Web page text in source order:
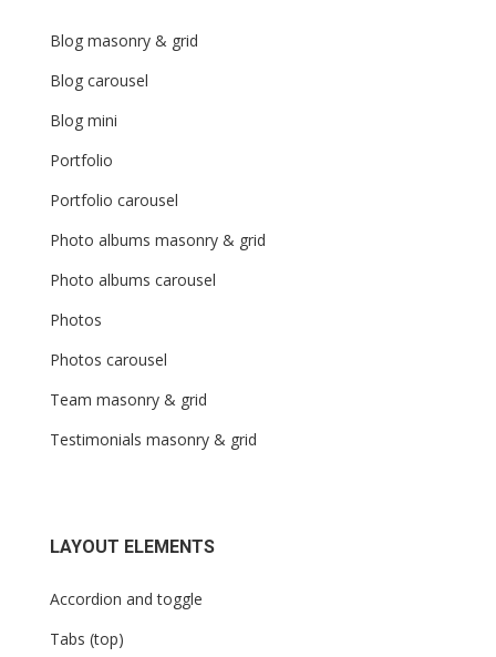
Blog masonry & grid
Blog carousel
Blog mini
Portfolio
Portfolio carousel
Photo albums masonry & grid
Photo albums carousel
Photos
Photos carousel
Team masonry & grid
Testimonials masonry & grid
LAYOUT ELEMENTS
Accordion and toggle
Tabs (top)